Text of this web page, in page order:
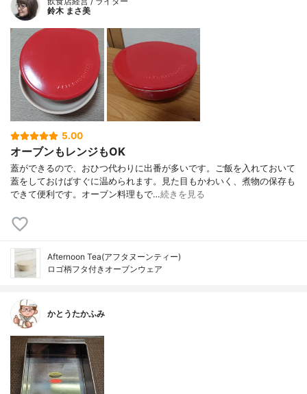
鈴木 まさ美
5.00
オーブンもレンジもOK
蓋ができるので、おひつ代わりに出番が多いです。ご飯を入れておいて
蓋をしておけばすぐに温められます。見た目もかわいく、煮物の保存も
できて便利です。オーブン料理もで…続きを見る
Afternoon Tea(アフタヌーンティー)
ロゴ柄フタ付きオーブンウェア
かとうたかふみ